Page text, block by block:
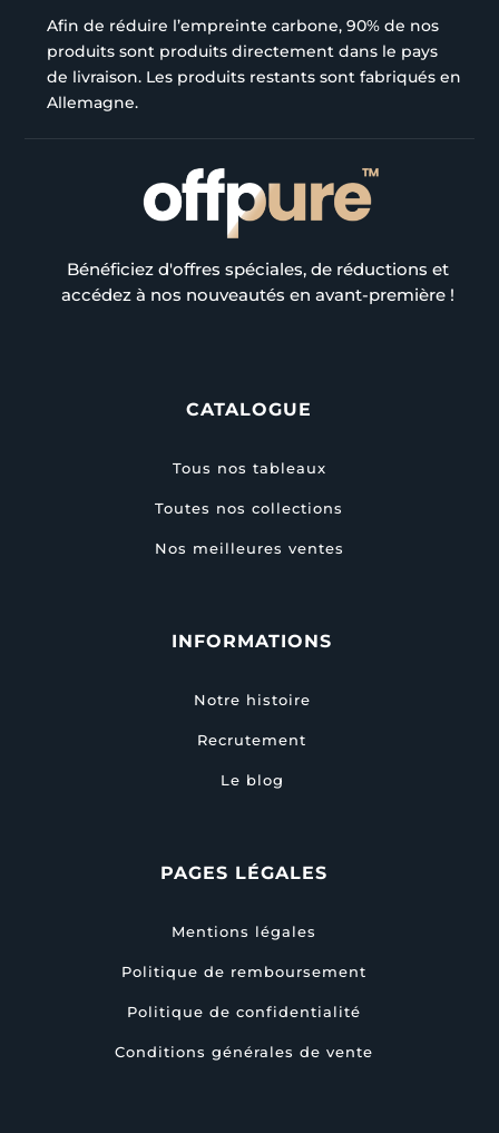
Afin de réduire l’empreinte carbone, 90% de nos
produits sont produits directement dans le pays
de livraison. Les produits restants sont fabriqués en
Allemagne.
Bénéficiez d'offres spéciales, de réductions et
accédez à nos nouveautés en avant-première !
CATALOGUE
Tous nos tableaux
Toutes nos collections
Nos meilleures ventes
INFORMATIONS
Notre histoire
Recrutement
Le blog
PAGES LÉGALES
Mentions légales
Politique de remboursement
Politique de confidentialité
Conditions générales de vente